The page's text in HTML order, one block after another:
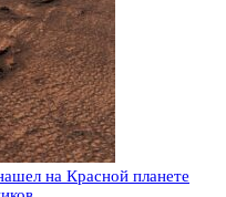
на Красной планете